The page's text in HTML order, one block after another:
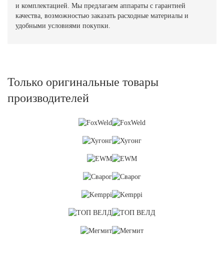
и комплектацией. Мы предлагаем аппараты с гарантией
качества, возможностью заказать расходные материалы и
удобными условиями покупки.
Только оригинальные товары
производителей